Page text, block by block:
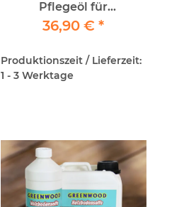
Pflegeöl für
Parkettböden 1lt
36,90 €*
Produktionszeit / Lieferzeit:
1 - 3 Werktage